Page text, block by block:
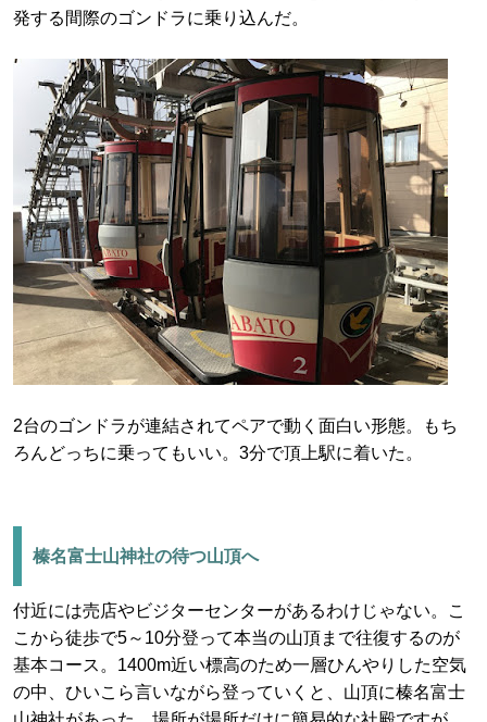
発する間際のゴンドラに乗り込んだ。
2台のゴンドラが連結されてペアで動く面白い形態。もち
ろんどっちに乗ってもいい。3分で頂上駅に着いた。
榛名富士山神社の待つ山頂へ
付近には売店やビジターセンターがあるわけじゃない。こ
こから徒歩で5～10分登って本当の山頂まで往復するのが
基本コース。1400m近い標高のため一層ひんやりした空気
の中、ひいこら言いながら登っていくと、山頂に榛名富士